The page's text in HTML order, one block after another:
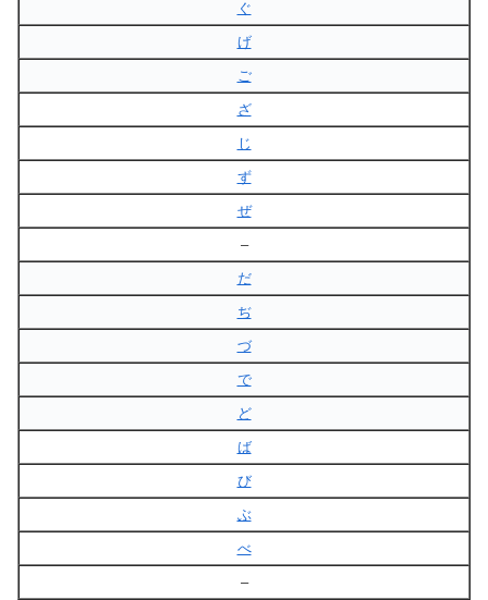
ぐ
げ
ご
ざ
じ
ず
ぜ
–
だ
ぢ
づ
で
ど
ば
び
ぶ
べ
–